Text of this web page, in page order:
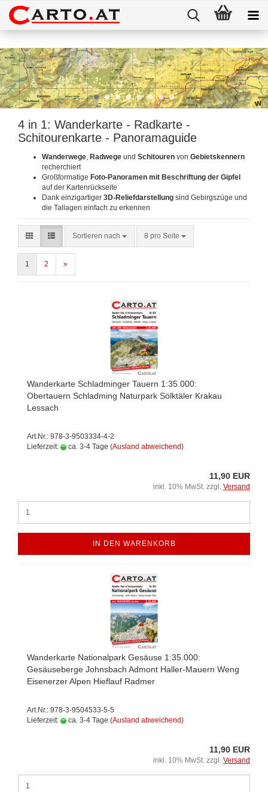
4 in 1: Wanderkarte - Radkarte -
Schitourenkarte - Panoramaguide
Wanderwege Radwege und Schitouren von Gebietskennern
recherchiert
Großformatige Foto-Panoramen mit Beschriftung der Gipfel
auf der Kartenrückseite
Dank einzigartiger 3D-Reliefdarstellung sind Gebirgszüge und
die Tallagen einfach zu erkennen
Sortieren nach 8 pro Seite
1 2 »
Wanderkarte Schladminger Tauern 1:35.000:
Obertauern Schladming Naturpark Sölktäler Krakau
Lessach
Art.Nr.: 978-3-9503334-4-2
Lieferzeit:
ca. 3-4 Tage (Ausland abweichend)
11,90 EUR
inkl. 10% MwSt. zzgl. Versand
IN DEN WARENKORB
Wanderkarte Nationalpark Gesäuse 1:35.000:
Gesäuseberge Johnsbach Admont Haller-Mauern Weng
Eisenerzer Alpen Hieflauf Radmer
Art.Nr.: 978-3-9504533-5-5
Lieferzeit:
ca. 3-4 Tage (Ausland abweichend)
11,90 EUR
inkl. 10% MwSt. zzgl. Versand